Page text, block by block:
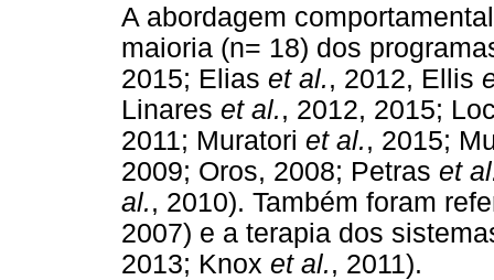
A abordagem
maioria (n= 18) dos
2015; Elias et al., 2012, Ellis
Linares et al., 2012, 2015;
2011; Muratori et al., 2015;
2009; Oros, 2008; Petras et
al., 2010). Também foram
2007) e a terapia dos
2013; Knox et al., 2011).